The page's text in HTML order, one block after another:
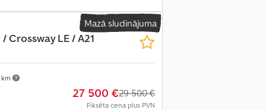
Mazā sludinājuma
Crossway LE / A21
27 500 €29 500 €
Fiksēta cena plus PVN